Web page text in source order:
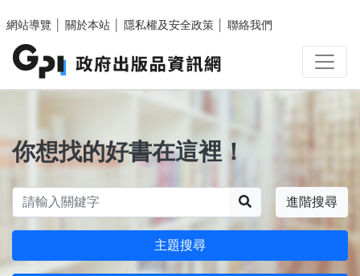
網站導覽
關於本站 隱私權及安全政策 聯絡我們
你想找的好書在這裡！
進階搜尋
主題搜尋